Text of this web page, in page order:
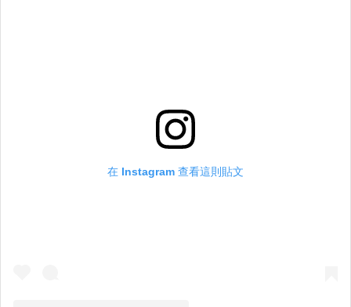
在 Instagram 查看這則貼文